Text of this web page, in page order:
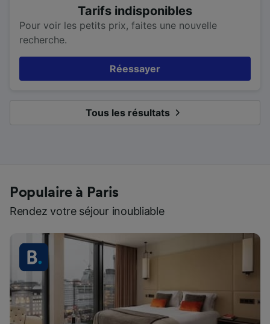
Tarifs indisponibles
Pour voir les petits prix, faites une nouvelle
recherche.
Réessayer
Tous les résultats
Populaire à Paris
Rendez votre séjour inoubliable